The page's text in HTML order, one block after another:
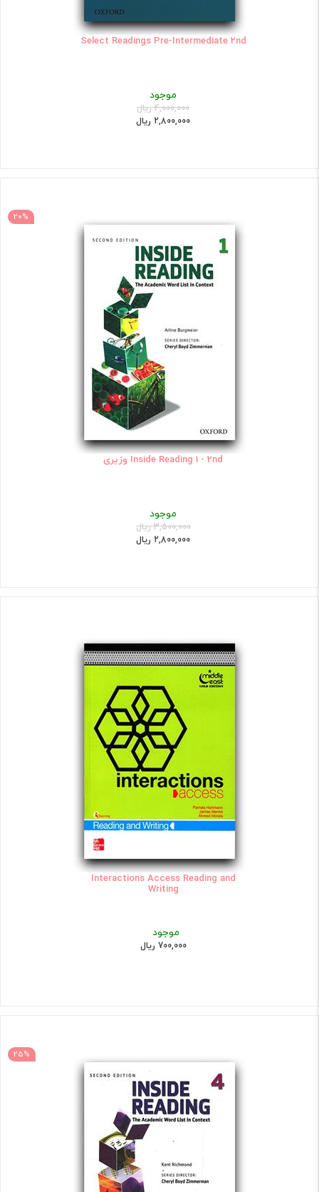
Select Readings Pre-Intermediate 2nd
موجود
4,000,000 ریال
2,800,000 ریال
20%
Inside Reading 1 - 2nd وزیری
موجود
3,500,000 ریال
2,800,000 ریال
Interactions Access Reading and
Writing
موجود
700,000 ریال
25%